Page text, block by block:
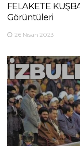
FELAKETE
Görüntüleri
26 Nisan 2023